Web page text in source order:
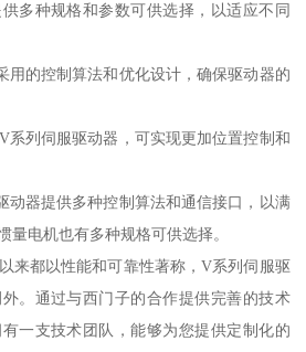
多种规格和参数可供选择，以适应不同
用的控制算法和优化设计，确保驱动器的
系列伺服驱动器，可实现更加位置控制和
动器提供多种控制算法和通信接口，以满
量电机也有多种规格可供选择。
来都以性能和可靠性著称，V系列伺服驱
。通过与西门子的合作提供完善的技术
一支技术团队，能够为您提供定制化的